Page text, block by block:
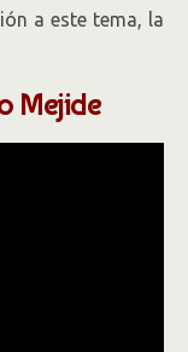
a este tema, la
Mejide